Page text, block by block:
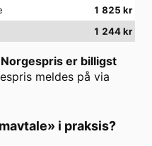
1 825 kr
1 244kr
Norgespris er billigst
meldes på via
i praksis?